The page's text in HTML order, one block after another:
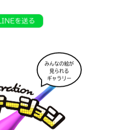
シリーズに
出会える
みんなの絵が
見られる
ギャラリー